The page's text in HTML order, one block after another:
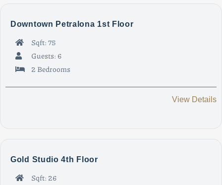
Downtown Petralona 1st Floor
Sqft: 75
Guests: 6
2 Bedrooms
View Details
Gold Studio 4th Floor
Sqft: 26